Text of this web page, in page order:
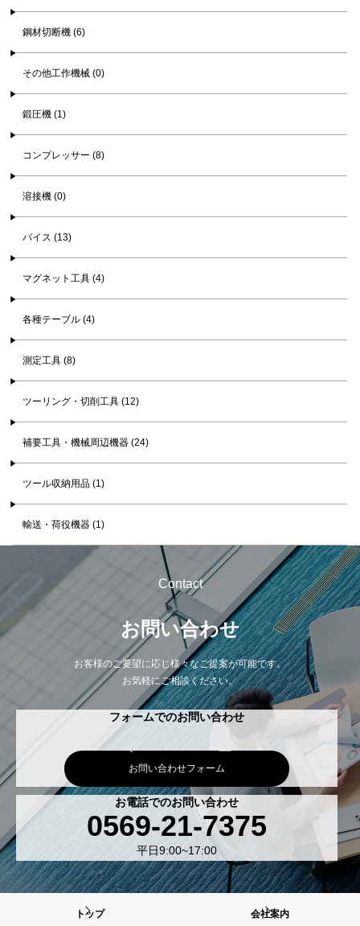
鋼材切断機 (6)
その他工作機械 (0)
鍛圧機 (1)
コンプレッサー (8)
溶接機 (0)
バイス (13)
マグネット工具 (4)
各種テーブル (4)
測定工具 (8)
ツーリング・切削工具 (12)
補要工具・機械周辺機器 (24)
ツール収納用品 (1)
輸送・荷役機器 (1)
Contact
お問い合わせ
お客様のご要望に応じ様々なご提案が可能です。
お気軽にご相談ください。
フォームでのお問い合わせ
お問い合わせフォーム
お電話でのお問い合わせ
0569-21-7375
平日9:00~17:00
トップ 会社案内